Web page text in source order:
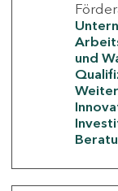
und